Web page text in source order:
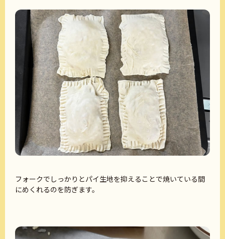
フォークでしっかりとパイ生地を抑えることで焼いている間
にめくれるのを防ぎます。